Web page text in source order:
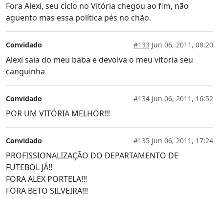
Fora Alexi, seu ciclo no Vitória chegou ao fim, não
aguento mas essa política pés no chão.
Convidado #133 Jun 06, 2011, 08:20
Alexi saia do meu baba e devolva o meu vitoria seu
canguinha
Convidado #134 Jun 06, 2011, 16:52
POR UM VITÓRIA MELHOR!!!
Convidado #135 Jun 06, 2011, 17:24
PROFISSIONALIZAÇÃO DO DEPARTAMENTO DE
FUTEBOL JÁ!!
FORA ALEX PORTELA!!!
FORA BETO SILVEIRA!!!